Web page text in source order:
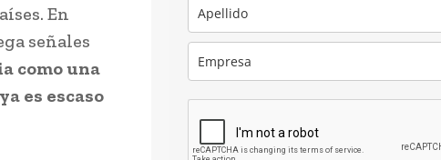
En
señales
como una
es escaso